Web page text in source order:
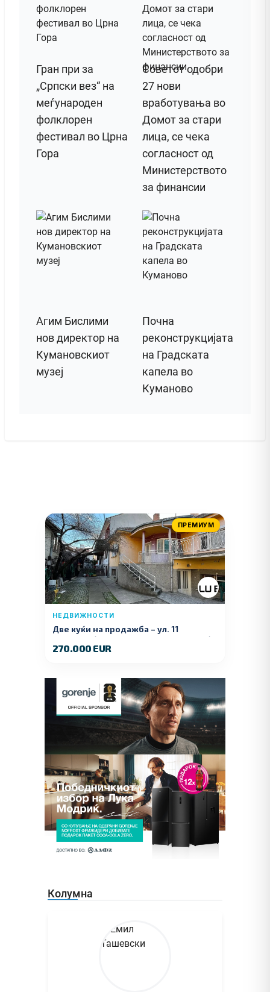
Гран при за
„Српски вез“ на
меѓународен
фолклорен
фестивал во Црна
Гора
Советот одобри
27 нови
вработувања во
Домот за стари
лица, се чека
согласност од
Министерството
за финансии
Агим Бислими
нов директор на
Кумановскиот
музеј
Почна
реконструкцијата
на Градската
капела во
Куманово
ПРЕМИУМ
НЕДВИЖНОСТИ
Две куќи на продажба – ул. 11
Ноември (Наспроти Селман Туризам)
270.000 EUR
Колумна